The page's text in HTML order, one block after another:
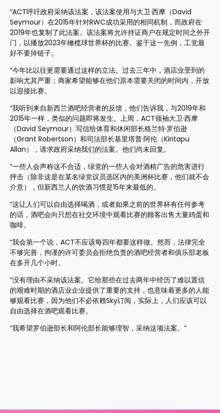
“ACT呼吁政府采纳该法案，该法案使用与大卫·西摩（David
Seymour）在2015年针对RWC成功采用的相同机制，而政府在
2019年也复制了此法案。该法案将允许持证商户在规定时间之外开
门，以播放2023年橄榄球世界杯的比赛。鉴于这一先例，工党最
好不要掉链子。
“今年比以往更需要通过这样的立法。过去三年中，酒店业受到的
影响尤其严重；商家希望能够在他们原本需要关闭的时间内，开放
以迎接比赛。
“我听到来自新西兰酒吧经营者的反馈，他们告诉我，与2019年和
2015年一样，类似的问题即将发生。上周，ACT领袖大卫·西摩
（David Seymour）写信给体育和休闲部长格兰特·罗伯逊
（Grant Robertson）和司法部长基里塔普·阿伦（Kiritapu
Allan），请求政府采纳我们的法案。他们尚未回复。
“一些人会声称这不合适，绿党的一些人会对酒精广告的危害进行
抨击（除非这是在某名绿党议员选区内的美洲杯比赛，他们就不会
介意），但新西兰人的饮酒习惯是15年来最低的。
“这让人们可以自由选择喝酒，或者如果之前的世界杯有任何参考
的话，酒吧会向只想在社交环境中观看比赛的顾客出售大量鸡蛋和
咖啡。
“我会第一个说，ACT不应该每四年都要这样做。然而，法律完全
不够完善，拘谨的许可委员会拒绝负责的酒吧经营者和俱乐部老板
在多开几个小时。
“没有理由不采纳该法案。它给那些在过去两年中经历了难以置信
的艰难时期的酒店业企业提供了重要的支持，也意味着更多的人能
够观看比赛，因为他们不必依赖Sky订阅，实际上，人们应该可以
自由选择在酒吧观看比赛。
“我希望罗伯逊部长和阿伦部长能够理智，采纳这项法案。”